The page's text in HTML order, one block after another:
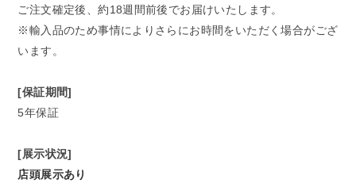
ご注文確定後、約18週間前後でお届けいたします。
※輸入品のため事情によりさらにお時間をいただく場合がござ
います。
[保証期間]
5年保証
[展示状況]
店頭展示あり